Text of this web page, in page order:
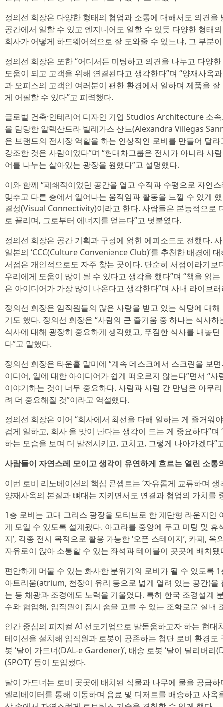
정의선 회장은 다양한 형태의 협업과 소통에 대해서도 의견을
공간에서 일할 수 있고 엔지니어도 일할 수 있듯 다양한 형태
회사가 어떻게 하드웨어적으로 잘 도와줄 수 있느냐, 그 부분
정의선 회장은 또한 “어디서든 미팅하고 의견을 나누고 다양
도움이 되고 고객을 위해 연결된다고 생각한다”며 “양재사옥
과 오피스의 고객인 여러분이 편한 환경에서 일하며 제품을
게 어필할 수 있다”고 피력했다.
글로벌 건축·인테리어 디자인 기업 Studios Architecture 소
을 담당한 알렉산드라 빌레가스 산느(Alexandra Villegas
은 브랜드의 전시장 역할을 하는 인상적인 로비를 만들어 달
강조한 것은 사람이었다”며 “현대차그룹은 전시가 아니라 사
어를 나누는 살아있는 광장을 원했다”고 설명했다.
이와 함께 “폐쇄적이었던 공간을 열고 수직과 수평으로 자연
맞추고 다른 층에서 일어나는 움직임과 활동을 느낄 수 있게
결성(Visual Connectivity)이라고 한다. 사람들은 본능적으로
로 끌리며, 그로부터 에너지를 얻는다”고 덧붙였다.
정의선 회장은 공간 기획과 구성에 얽힌 에피소드도 전했다.
일본의 ‘CCC(Culture Convenience Club)’를 추천한 배경에
서점은 개인적으로도 자주 찾는 곳이다. 단순히 서점이라기
우리에게 도움이 많이 될 수 있다고 생각을 했다”며 “책을 읽
은 아이디어가 가장 많이 나온다고 생각한다”며 사내 라이브
정의선 회장은 임직원들의 많은 사랑을 받고 있는 식당에 대
기도 했다. 정의선 회장은 “사람의 큰 즐거움 중 하나는 식사
식사에 대해 굉장히 중요하게 생각했고, 푸짐한 식사를 내놓
다”고 말했다.
정의선 회장은 타운홀 말미에 “계속 데스크에서 스크린을 보
이디어, 일에 대한 아이디어가 쉽게 떠오르지 않는다”면서 “
이야기하는 것이 너무 중요하다. 사람과 사람 간 만남은 아무
려 더 중요해질 것”이라고 역설했다.
정의선 회장은 이어 “회사에서 최선을 다해 일하는 게 즐거워
겁게 일하고, 회사 올 맛이 난다는 생각이 드는 게 중요하다”
하는 모습을 보며 더 발전시키고, 고치고, 그렇게 나아가겠다”
사람들이 자연스레 모이고 생각이 유연하게 흐르는 열린 소통
이번 로비 리노베이션의 핵심 콘셉트는 ‘자유롭게 교류하며
양재사옥의 본질과 뼈대는 지키면서도 연결과 협업의 가치를
1층 로비는 고대 그리스 광장을 모티브로 한 계단형 라운지인
게 모일 수 있도록 설계됐다. 아고라를 중앙에 두고 미팅 및 휴
지’, 각종 전시 목적으로 활용 가능한 ‘오픈 스테이지’, 카페,
자유로이 앉아 소통할 수 있는 좌석과 테이블이 곳곳에 배치됐
편안하게 머물 수 있는 화사한 분위기의 로비가 될 수 있도록
아트리움(atrium, 천장이 유리 등으로 넓게 열려 있는 공간)을
는 등 채광과 조경에도 노력을 기울였다. 특히 한국 조경설계
수와 협업해, 임직원이 잠시 숨을 고를 수 있는 조화로운 실내
인간 중심의 피지컬 AI 선도기업으로 발돋움하고자 하는 현대
테이션을 설치해 임직원과 로봇이 공존하는 첨단 로비 환경도
봇 ‘달이 가드너(DAL-e Gardener)’, 배송 로봇 ‘달이 딜리버리
(SPOT)’ 등이 도입됐다.
달이 가드너는 로비 곳곳에 배치된 식물과 나무에 물을 공급
엘리베이터를 통해 이동하며 음료 및 디저트를 배송하고 사옥